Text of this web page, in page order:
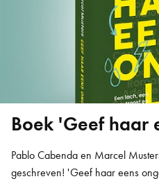
Boek 'Geef haar
Pablo Cabenda en Marcel
geschreven! 'Geef haar eens